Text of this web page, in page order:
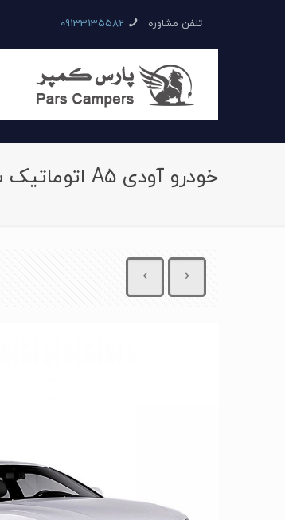
تلفن مشاوره 09133135582
خودرو آودی A5 اتوماتیک سال 2016